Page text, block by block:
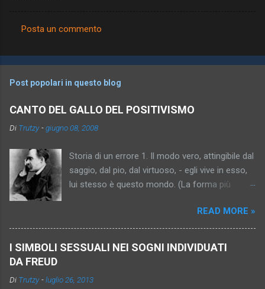
o
e
n
i
Posta un commento
Post popolari in questo blog
CANTO DEL GALLO DEL POSITIVISMO
Di Trutzy -giugno 08, 2008
Storia di un errore 1. Il modo vero, attingibile dal
saggio, dal pio, dal virtuoso, - egli vive in esso,
lui stesso è questo mondo. (La forma più
semplice, persuasiva. Trascrizione della tesi “Io,
Platone, sono , la verità”). 2. Il mondo vero, per il
più sottile, più capziosa, più inafferrabile –
READ MORE »
I SIMBOLI SESSUALI NEI SOGNI INDIVIDUATI
DA FREUD
Di Trutzy -luglio 26, 2013